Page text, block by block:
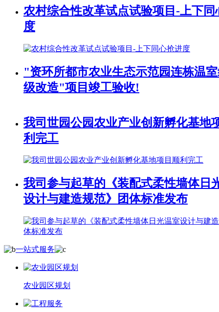
农村综合性改革试点试验项目-上下同
度
"资环所都市农业生态示范园连栋温
级改造"项目竣工验收!
我司世园公园农业产业创新孵化基地
利完工
我司参与起草的《装配式柔性墙体日
设计与建造规范》团体标准发布
一站式服务
农业园区规划